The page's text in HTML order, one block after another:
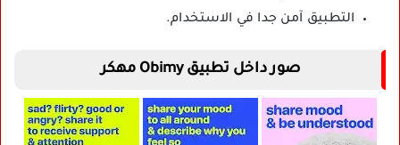
التطبيق آمن جدا في الاستخدام.
صور داخل تطبيق Obimy مهكر